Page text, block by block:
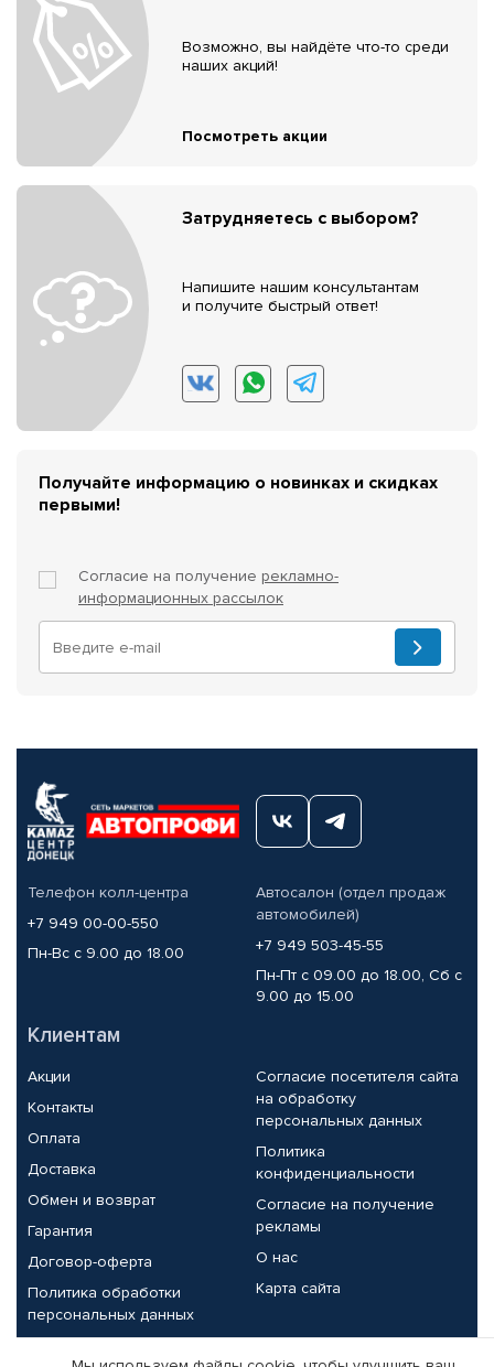
Возможно, вы найдёте что-то среди
наших акций!
Посмотреть акции
Затрудняетесь с выбором?
Напишите нашим консультантам
и получите быстрый ответ!
Получайте информацию о новинках и скидках
первыми!
Согласие на получение рекламно-
информационных рассылок
Телефон колл-центра
+7 949 00-00-550
Пн-Вс с 9.00 до 18.00
Автосалон (отдел продаж
автомобилей)
+7 949 503-45-55
Пн-Пт с 09.00 до 18.00, Сб с
9.00 до 15.00
Клиентам
Акции
Контакты
Оплата
Доставка
Обмен и возврат
Гарантия
Договор-оферта
Политика обработки
персональных данных
Согласие посетителя сайта
на обработку
персональных данных
Политика
конфиденциальности
Согласие на получение
рекламы
О нас
Карта сайта